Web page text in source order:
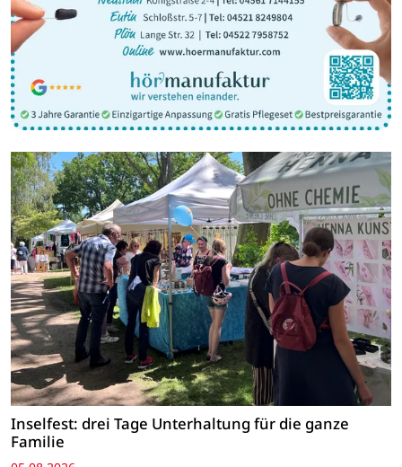
Inselfest: drei Tage Unterhaltung für die ganze
Familie